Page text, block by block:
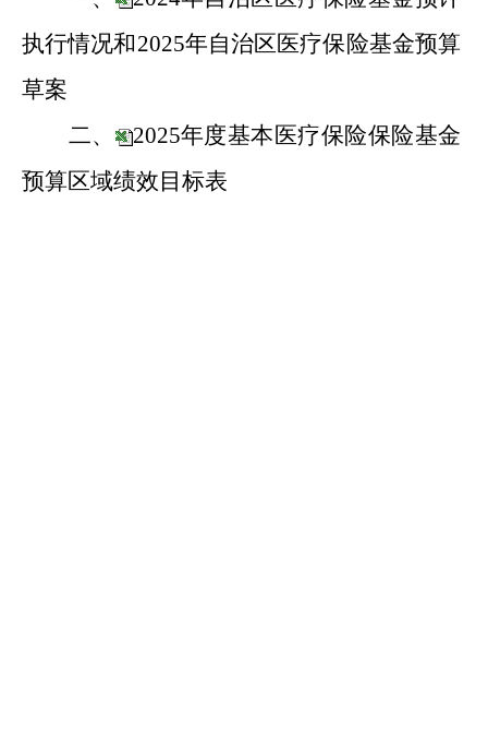
执行情况和2025年自治区医疗保险基金预算
草案
二、
2025年度基本医疗保险保险基金
预算区域绩效目标表